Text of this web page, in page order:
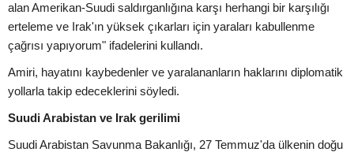
alan Amerikan-Suudi saldırganlığına karşı herhangi bir karşılığı
erteleme ve Irak'ın yüksek çıkarları için yaraları kabullenme
çağrısı yapıyorum" ifadelerini kullandı.
Amiri, hayatını kaybedenler ve yaralananların haklarını diplomatik
yollarla takip edeceklerini söyledi.
Suudi Arabistan ve Irak gerilimi
Suudi Arabistan Savunma Bakanlığı, 27 Temmuz'da ülkenin doğu